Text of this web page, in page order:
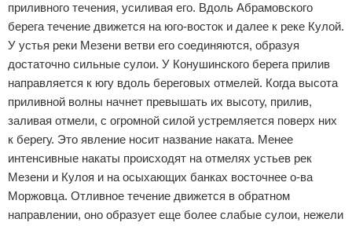
приливного течения, усиливая его. Вдоль Абрамовского
берега течение движется на юго-восток и далее к реке Кулой.
У устья реки Мезени ветви его соединяются, образуя
достаточно сильные сулои. У Конушинского берега прилив
направляется к югу вдоль береговых отмелей. Когда высота
приливной волны начнет превышать их высоту, прилив,
заливая отмели, с огромной силой устремляется поверх них
к берегу. Это явление носит название наката. Менее
интенсивные накаты происходят на отмелях устьев рек
Мезени и Кулоя и на осыхающих банках восточнее о-ва
Моржовца. Отливное течение движется в обратном
направлении, оно образует еще более слабые сулои, нежели